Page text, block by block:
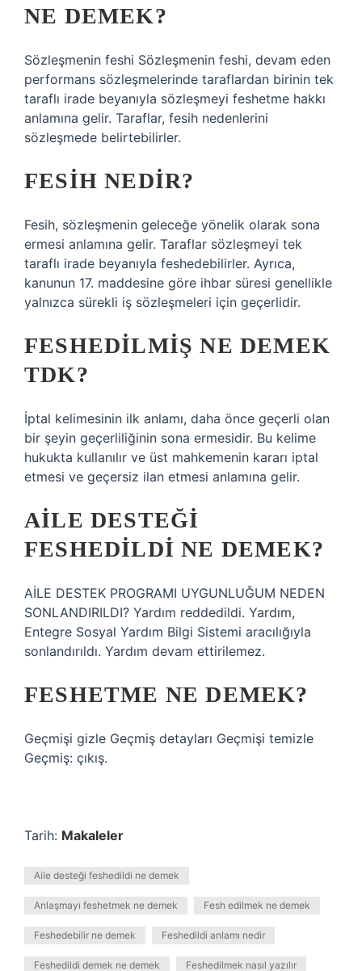
NE DEMEK?
Sözleşmenin feshi Sözleşmenin feshi, devam eden
performans sözleşmelerinde taraflardan birinin tek
taraflı irade beyanıyla sözleşmeyi feshetme hakkı
anlamına gelir. Taraflar, fesih nedenlerini
sözleşmede belirtebilirler.
FESIH NEDIR?
Fesih, sözleşmenin geleceğe yönelik olarak sona
ermesi anlamına gelir. Taraflar sözleşmeyi tek
taraflı irade beyanıyla feshedebilirler. Ayrıca,
kanunun 17. maddesine göre ihbar süresi genellikle
yalnızca sürekli iş sözleşmeleri için geçerlidir.
FESHEDILMIŞ NE DEMEK
TDK?
İptal kelimesinin ilk anlamı, daha önce geçerli olan
bir şeyin geçerliliğinin sona ermesidir. Bu kelime
hukukta kullanılır ve üst mahkemenin kararı iptal
etmesi ve geçersiz ilan etmesi anlamına gelir.
AILE DESTEĞI
FESHEDILDI NE DEMEK?
AİLE DESTEK PROGRAMI UYGUNLUĞUM NEDEN
SONLANDIRILDI? Yardım reddedildi. Yardım,
Entegre Sosyal Yardım Bilgi Sistemi aracılığıyla
sonlandırıldı. Yardım devam ettirilemez.
FESHETME NE DEMEK?
Geçmişi gizle Geçmiş detayları Geçmişi temizle
Geçmiş: çıkış.
Tarih: Makaleler
Aile desteği feshedildi ne demek
Anlaşmayı feshetmek ne demek Fesh edilmek ne demek
Feshedebilir ne demek Feshedildi anlamı nedir
Feshedildi demek ne demek Feshedilmek nasıl yazılır